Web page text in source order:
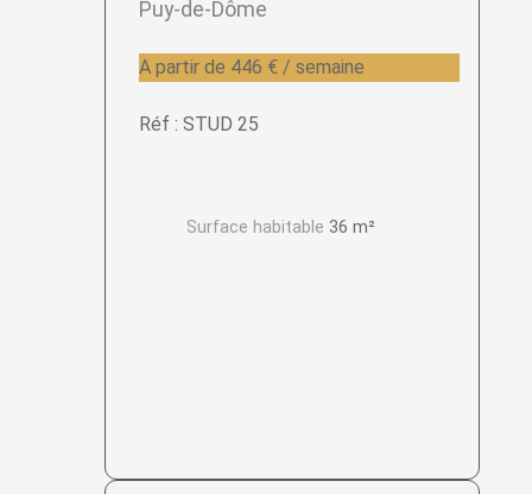
Puy-de-Dôme
A partir de 446 € / semaine
Réf : STUD 25
Surface habitable 36 m²